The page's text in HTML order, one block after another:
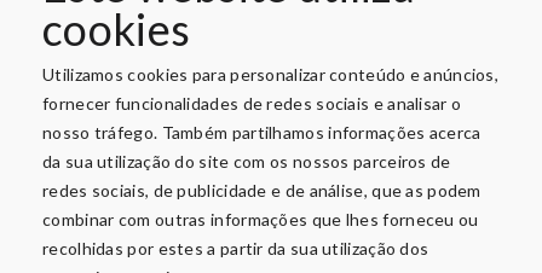
cookies
Utilizamos cookies para personalizar conteúdo e anúncios,
fornecer funcionalidades de redes sociais e analisar o
nosso tráfego. Também partilhamos informações acerca
da sua utilização do site com os nossos parceiros de
redes sociais, de publicidade e de análise, que as podem
combinar com outras informações que lhes forneceu ou
recolhidas por estes a partir da sua utilização dos
PAGAMENTO SEGURO